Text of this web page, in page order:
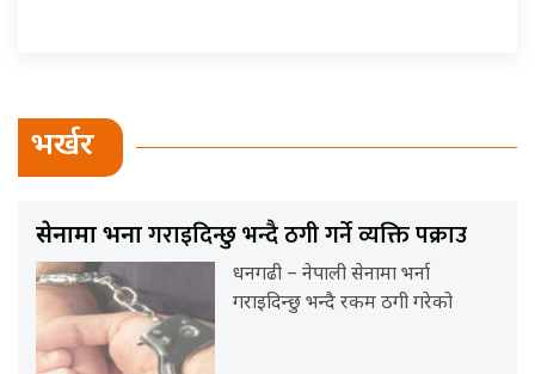
भर्खर
सेनामा भर्नागराइदिन्छु भन्दै ठगी गर्ने व्यक्ति पक्राउ
धनगढी – नेपाली सेनामा भर्ना
गराइदिन्छु भन्दै रकम ठगी गरेको